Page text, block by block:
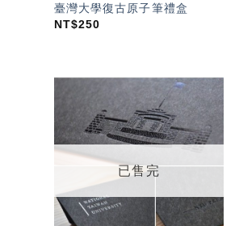
臺灣大學復古原子筆禮盒
NT$250
加入
「願
望輕
已售完